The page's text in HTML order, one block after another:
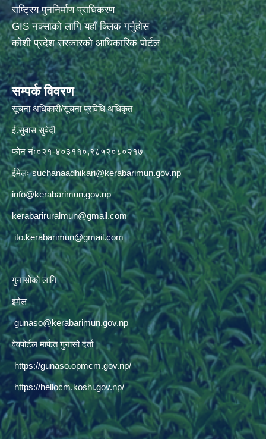
राष्ट्रिय पुननिर्माण प्राधिकरण
GIS नक्साको लागि यहाँ क्लिक गर्नुहोस
कोशी प्रदेश सरकारको आधिकारिक पोर्टल
सम्पर्क विवरण
सूचना अधिकारी/सूचना प्रविधि अधिकृत
ई.सुवास सुवेदी
फोन नंः०२१-४०३११०,९८५२०८०२१७
ईमेलःsuchanaadhikari@kerabarimun.gov.np
info@kerabarimun.gov.np
kerabariruralmun@gmail.com
ito.kerabarimun@gmail.com
गुनासोको लागि
इमेल
gunaso@kerabarimun.gov.np
वेवपोर्टल मार्फत गुनासो दर्ता
https://gunaso.opmcm.gov.np/
https://hellocm.koshi.gov.np/